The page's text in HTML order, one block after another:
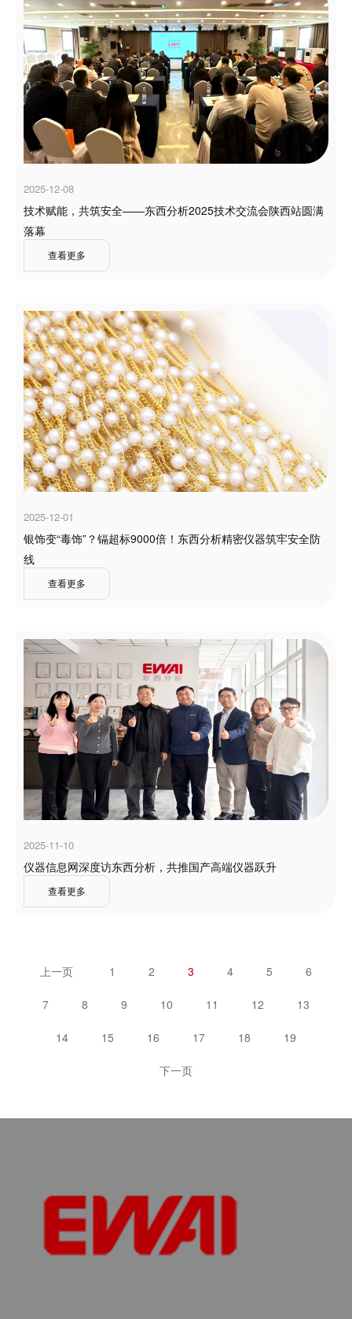
2025-12-08
技术赋能，共筑安全——东西分析2025技术交流会陕西站圆满
落幕
查看更多
2025-12-01
银饰变“毒饰”？镉超标9000倍！东西分析精密仪器筑牢安全防
线
查看更多
2025-11-10
仪器信息网深度访东西分析，共推国产高端仪器跃升
查看更多
上一页 1 2 3 4 5 6
7 8 9 10 11 12 13
14 15 16 17 18 19
下一页